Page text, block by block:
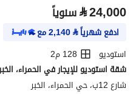
⃁24,000 سنوياً
ادفع شهرياً⃁
2,140مع
استوديو
128 م2
شقة استوديو للإيجار في الحمراء،
شارع 12ب، حي الحمراء، الخبر